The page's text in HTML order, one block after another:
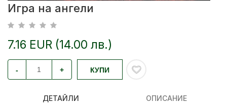
Игра на ангели
7.16 EUR (14.00 лв.)
- + КУПИ
ДЕТАЙЛИ ОПИСАНИЕ